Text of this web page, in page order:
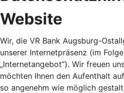
Website
Wir, die VR Bank Augsburg-
unserer Internetpräsenz (im
„Internetangebot”). Wir freuen
möchten Ihnen den Aufenthalt
so angenehm wie möglich